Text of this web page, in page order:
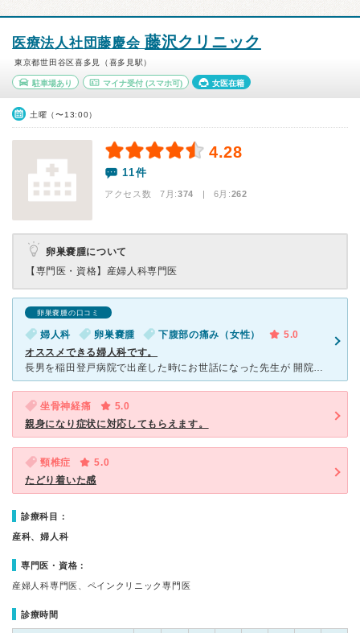
医療法人社団藤慶会 藤沢クリニック
東京都世田谷区喜多見（喜多見駅）
駐車場あり マイナ受付(スマホ可) 女医在籍
土曜（〜13:00）
4.28
11件
アクセス数 7月:374 | 6月:262
卵巣嚢腫について
【専門医・資格】 産婦人科専門医
卵巣嚢腫の口コミ
婦人科 卵巣嚢腫 下腹部の痛み（女性）
5.0
オススメできる婦人科です。
長男を稲田登戸病院で出産した時にお世話になった先生が 開院されたクリニックです。稲田登戸病院は閉院担ってしまいましたが、 産婦人科は人気でいつも混雑していました。 そこの婦人科部長を務めていらし
坐骨神経痛
5.0
親身になり症状に対応してもらえます。
頸椎症
5.0
たどり着いた感
診療科目：
産科、婦人科
専門医・資格：
産婦人科専門医、ペインクリニック専門医
診療時間